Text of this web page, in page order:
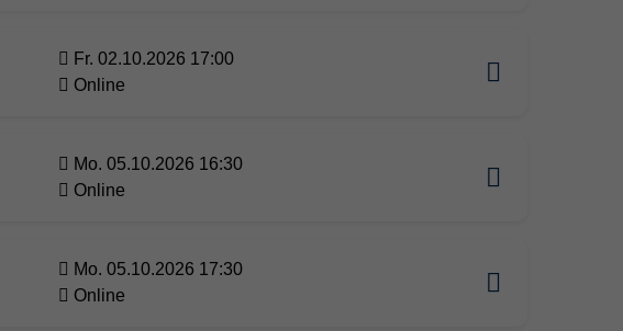
Fr. 02.10.2026 17:00
Online
Mo. 05.10.2026 16:30
Online
Mo. 05.10.2026 17:30
Online